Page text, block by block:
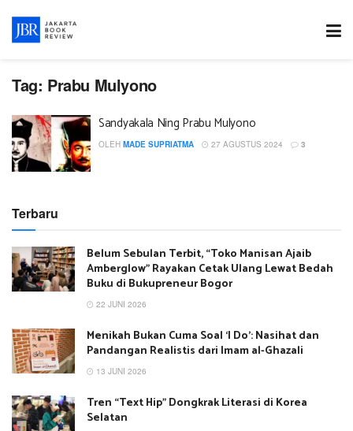
Tag: Prabu Mulyono
Sandyakala Ning Prabu Mulyono
OLEH MADE SUPRIATMA 27 AGUSTUS 2024 3
Terbaru
Belum Sebulan Terbit, “Toko Manisan Ajaib
Amberglow” Rayakan Cetak Ulang Lewat Bedah
Buku di Bukupreneur Bogor
22 JUNI 2026
Menikah Bukan Cuma Soal ‘I Do’: Nasihat dan
Pandangan Realistis dari Imam al-Ghazali
13 JUNI 2026
Tren “Text Hip” Dongkrak Literasi di Korea
Selatan